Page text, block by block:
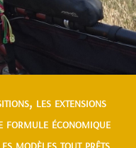
les extensions
formule économique
modèles tout prêts